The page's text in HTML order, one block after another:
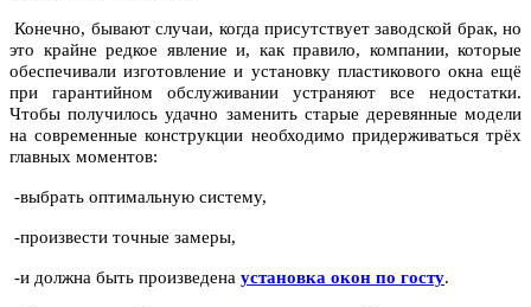
Конечно, бывают случаи, когда присутствует заводской брак, но
это крайне редкое явление и, как правило, компании, которые
обеспечивали изготовление и установку пластикового окна ещё
при гарантийном обслуживании устраняют все недостатки.
Чтобы получилось удачно заменить старые деревянные модели
на современные конструкции необходимо придерживаться трёх
главных моментов:
-выбрать оптимальную систему,
-произвести точные замеры,
-и должна быть произведена установка окон по госту.